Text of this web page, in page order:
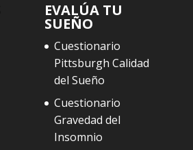
EVALÚA TU
SUEÑO
Cuestionario
Pittsburgh Calidad
del Sueño
Cuestionario
Gravedad del
Insomnio